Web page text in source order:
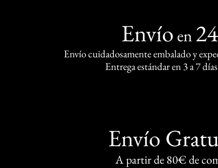
Envío en
Envío cuidadosamente embalado y
Entrega estándar en 3 a 7
Envío
A partir de 80€ de